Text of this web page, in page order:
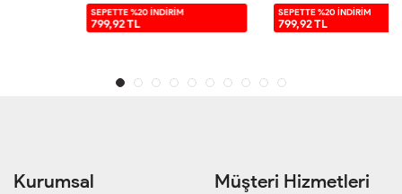
SEPETTE %20 İNDİRİM SEPETTE %20 İNDİRİM
Kurumsal Müşteri Hizmetleri